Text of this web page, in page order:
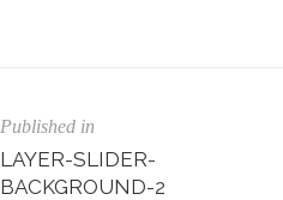
Published in
LAYER-SLIDER-
BACKGROUND-2